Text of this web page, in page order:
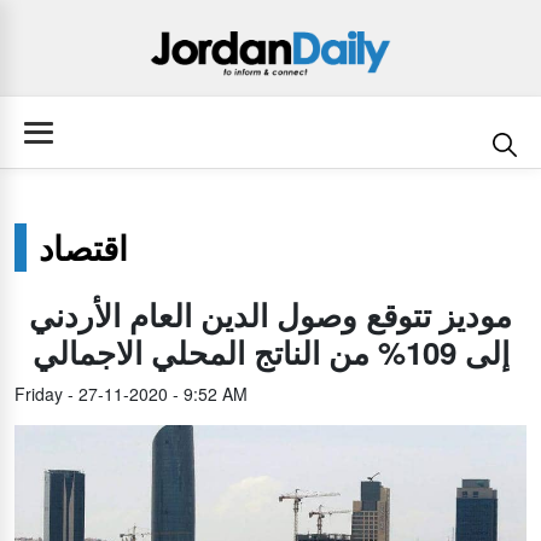
اقتصاد
موديز تتوقع وصول الدين العام الأردني
إلى 109% من الناتج المحلي الاجمالي
Friday - 27-11-2020 - 9:52 AM